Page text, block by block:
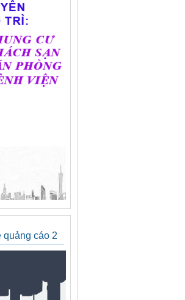
quảng cáo 2